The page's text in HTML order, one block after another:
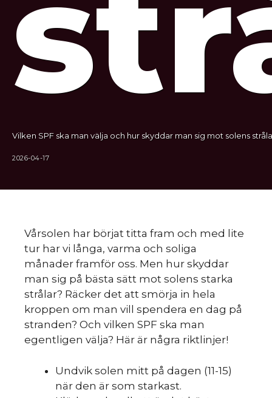
Vilken SPF ska man välja och hur skyddar man sig mot solens
2026-04-17
Vårsolen har börjat titta fram och med lite
tur har vi långa, varma och soliga
månader framför oss. Men hur skyddar
man sig på bästa sätt mot solens starka
strålar? Räcker det att smörja in hela
kroppen om man vill spendera en dag på
stranden? Och vilken SPF ska man
egentligen välja? Här är några riktlinjer!
Undvik solen mitt på dagen (11-15)
när den är som starkast.